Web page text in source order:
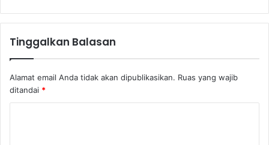
Tinggalkan Balasan
Alamat email Anda tidak akan dipublikasikan. Ruas yang wajib
ditandai *